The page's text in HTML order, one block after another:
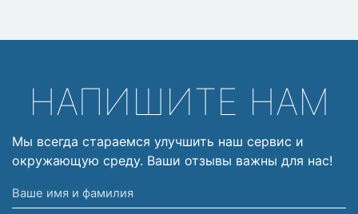
НАПИШИТЕ НАМ
Мы всегда стараемся улучшить наш сервис и
окружающую среду. Ваши отзывы важны для нас!
Ваше